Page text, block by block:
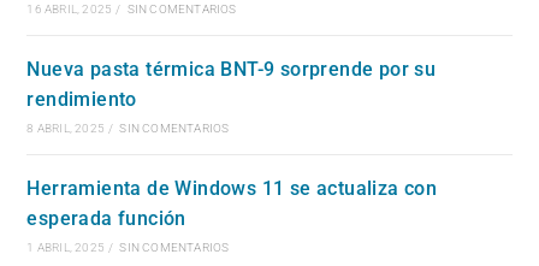
16 ABRIL, 2025 / SIN COMENTARIOS
Nueva pasta térmica BNT-9 sorprende por su
rendimiento
8 ABRIL, 2025 / SIN COMENTARIOS
Herramienta de Windows 11 se actualiza con
esperada función
1 ABRIL, 2025 / SIN COMENTARIOS